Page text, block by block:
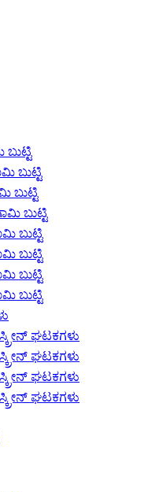
ಬುಟ್ಟಿ
ಬುಟ್ಟಿ
ಬುಟ್ಟಿ
ಬುಟ್ಟಿ
ಬುಟ್ಟಿ
ಬುಟ್ಟಿ
ಬುಟ್ಟಿ
ಬುಟ್ಟಿ
ಘಟಕಗಳು
ಘಟಕಗಳು
ಘಟಕಗಳು
ಘಟಕಗಳು